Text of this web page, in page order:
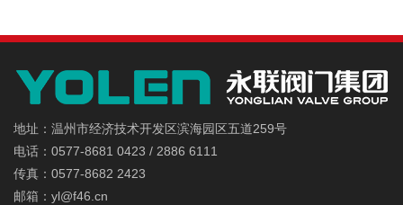
地址：温州市经济技术开发区滨海园区五道259号
电话：0577-8681 0423 / 2886 6111
传真：0577-8682 2423
邮箱：yl@f46.cn